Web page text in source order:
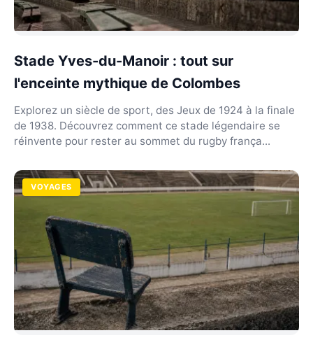
Stade Yves-du-Manoir : tout sur
l'enceinte mythique de Colombes
Explorez un siècle de sport, des Jeux de 1924 à la finale
de 1938. Découvrez comment ce stade légendaire se
réinvente pour rester au sommet du rugby frança...
VOYAGES